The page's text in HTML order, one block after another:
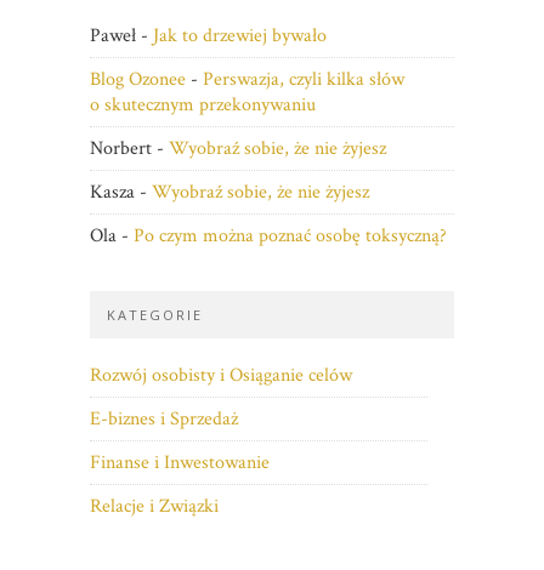
Paweł - Jak to drzewiej bywało
Blog Ozonee - Perswazja, czyli kilka słów
o skutecznym przekonywaniu
Norbert - Wyobraź sobie, że nie żyjesz
Kasza - Wyobraź sobie, że nie żyjesz
Ola - Po czym można poznać osobę toksyczną?
KATEGORIE
Rozwój osobisty i Osiąganie celów
E-biznes i Sprzedaż
Finanse i Inwestowanie
Relacje i Związki